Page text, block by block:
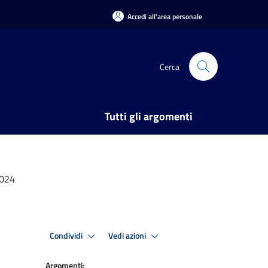
Accedi all'area personale
Cerca
Tutti gli argomenti
Condividi Vedi azioni
Argomenti: